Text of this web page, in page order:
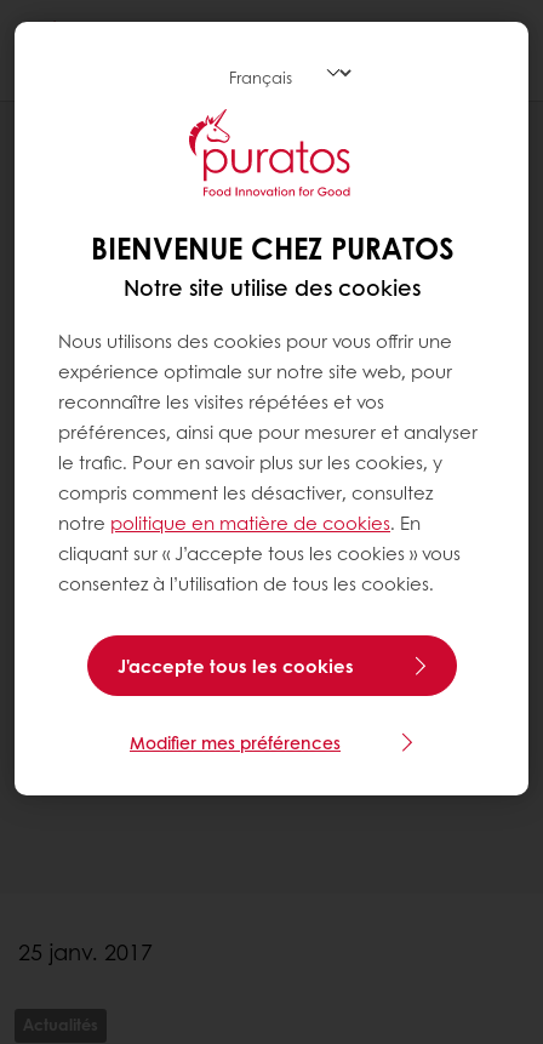
ACTUALITÉ
BRC CERTIFICATION
25 janv. 2017
Actualités
BIENVENUE CHEZ PURATOS
Notre site utilise des cookies
Nous utilisons des cookies pour vous offrir une
expérience optimale sur notre site web, pour
reconnaître les visites répétées et vos
préférences, ainsi que pour mesurer et analyser
le trafic. Pour en savoir plus sur les cookies, y
compris comment les désactiver, consultez
notre politique en matière de cookies. En
cliquant sur « J’accepte tous les cookies » vous
consentez à l’utilisation de tous les cookies.
J'accepte tous les cookies
Modifier mes préférences